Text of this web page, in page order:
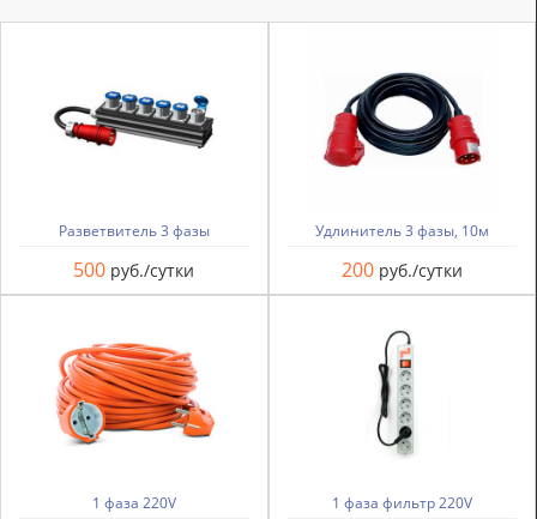
Разветвитель 3 фазы
500 руб./сутки
Удлинитель 3 фазы, 10м
200 руб./сутки
1 фаза 220V 1 фаза фильтр 220V